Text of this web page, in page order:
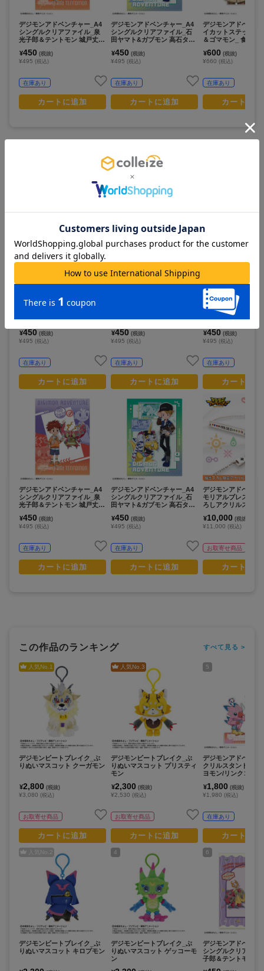
デジモンアドベンチャー_A4
シングルクリアファイル_泉
光子郎＆テントモン 城戸丈＆
¥450 (税抜)
¥495 (税込)
在庫あり
カートに追加
デジモンアドベンチャー_A4
シングルクリアファイル_石
田ヤマト&ガブモン 高石タケ
¥450 (税抜)
¥495 (税込)
在庫あり
カートに追加
デジモンアドベンチ
イカットステッカー
＆ゴマモン_ 食べ物
¥600 (税抜)
¥660 (税込)
在庫あり
カートに
この商品を見ている人は
こちらの商品もチェックしています
デジモンアドベンチャー_A4
神太一＆アグモン 八神ヒカリ
こ
¥450 (税抜)
¥495 (税込)
在庫あり
カートに追加
デジモンアドベンチャー_A4
シングルクリアファイル_泉
光子郎＆テントモン 城戸丈＆
¥450 (税抜)
¥495 (税込)
在庫あり
カートに追加
光子郎&テントモン 城戸丈&
¥450 (税抜)
¥495 (税込)
在庫あり
カートに追加
デジモンアドベンチャー_A4
シングルクリアファイル_石
田ヤマト&ガブモン 高石タケ
¥450 (税抜)
¥495 (税込)
在庫あり
カートに追加
デジモンアドベンチ
シングルクリアファ
之内空&ピヨモン 太
&パルモン/リンクコ
¥450 (税抜)
¥495 (税込)
在庫あり
カートに
デジモンアドベンチ
モリアルブレスレッ
ろしアクリルスタン
¥10,000 (税抜)
¥11,000 (税込)
お取寄せ商品
カートに
この作品のランキング すべて見る >
人気No.1
デジモンビートブレイク_ぷ
りぬいマスコット クーガモン
¥2,800 (税抜)
¥3,080 (税込)
お取寄せ商品
カートに追加
人気No. 2
デジモンビートブレイク_ぷ
りぬいマスコット キロプモン
人気No.3
デジモンビートブレイク_ぷ
りぬいマスコット プリスティ
モン
¥2,300 (税抜)
¥2,530 (税込)
お取寄せ商品
カートに追加
4
デジモンビートブレイク_ぷ
りぬいマスコット ゲッコーモ
ン
5
デジモンアドベンチ
クリルスタンド_武
ヨモン/リンクコーデ
¥1,800 (税抜)
¥1,980 (税込)
在庫あり
カートに
6
デジモンアドベンチ
シングルクリアファ
子郎＆テントモン